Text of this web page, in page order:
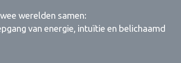
werelden samen:
van energie, intuïtie en belichaamd